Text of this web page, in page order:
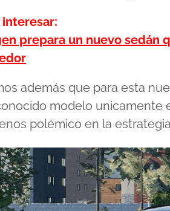
prepara un nuevo sedán
además que para esta
modelo unicamente
polémico en la